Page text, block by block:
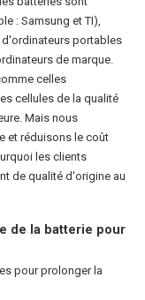
: Samsung et TI),
portables
de marque.
celles
cellules de la qualité
Mais nous
et réduisons le coût
les clients
de qualité d'origine au
de la batterie pour
pour prolonger la